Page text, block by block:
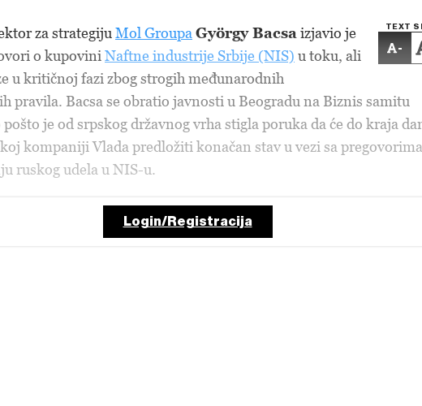
TEXT
-
za strategiju Mol Groupa György Bacsa izjavio je
o kupovini Naftne industrije Srbije (NIS) u toku, ali
u kritičnoj fazi zbog strogih međunarodnih
pravila. Bacsa se obratio javnosti u Beogradu na Biznis samitu
je od srpskog državnog vrha stigla poruka da će do kraja
kompaniji Vlada predložiti konačan stav u vezi sa
ruskog udela u NIS-u.
Login/Registracija